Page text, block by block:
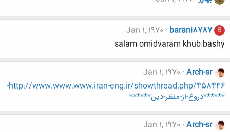
B
barani8787
Jan 1, 1970
salam omidvaram khub bashy
Arch-sr
Jan 1, 1970
http://www.www.www.iran-eng.ir/showthread.php/458446-
******دروغ-از-منظر-دين******
Arch-sr
Jan 1, 1970